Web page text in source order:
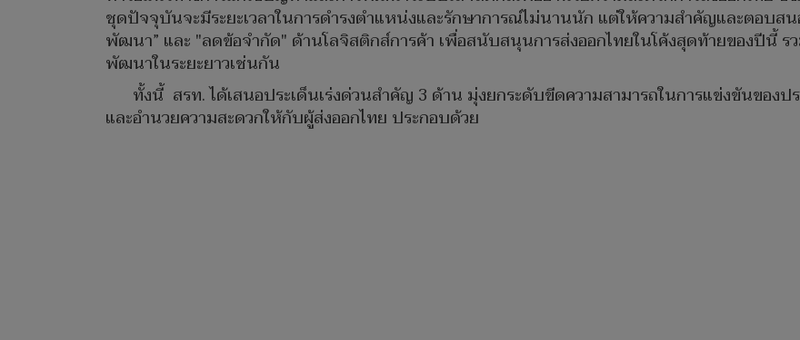
ชุดปัจจุบันจะมีระยะเวลาในการดำรงตำแหน่งและรักษาการณ์ไม่นานนัก แต่ให้ความสำคัญและตอบส
พัฒนา” และ "ลดข้อจำกัด" ด้านโลจิสติกส์การค้า เพื่อสนับสนุนการส่งออกไทยในโค้งสุดท้ายของปีนี้
พัฒนาในระยะยาวเช่นกัน
ทั้งนี้ สรท. ได้เสนอประเด็นเร่งด่วนสำคัญ 3 ด้าน มุ่งยกระดับขีดความสามารถในการแข่งขันของปร
และอำนวยความสะดวกให้กับผู้ส่งออกไทย ประกอบด้วย